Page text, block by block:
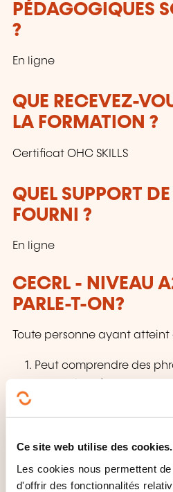
Ce site web utilise des cookies.
Les cookies nous permettent
d'offrir des fonctionnalités
PÉDAGOGIQUES
?
En ligne
QUE RECEVEZ-
LA FORMATION ?
Certificat OHC SKILLS
QUEL SUPPORT
FOURNI ?
En ligne
CECRL - NIVEAU
PARLE-T-ON?
Toute personne ayant atteint
Peut comprendre des
avec des domaines
exemple, informations
simples, achats,
habituelles ne